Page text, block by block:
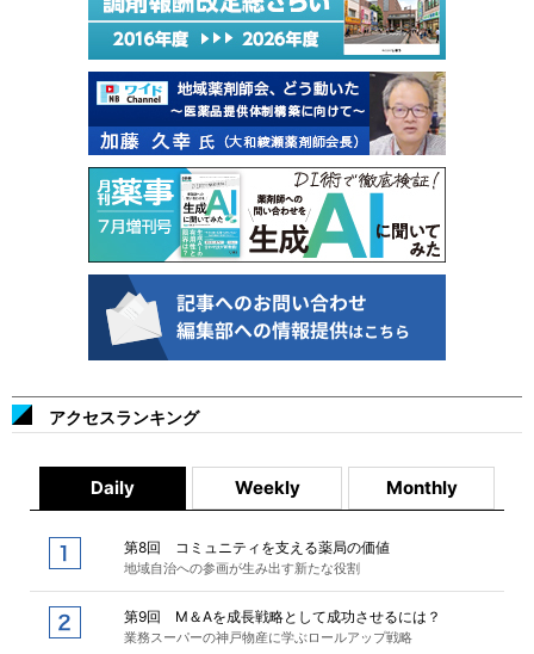
アクセスランキング
Daily Weekly Monthly
第8回 コミュニティを支える薬局の価値
地域自治への参画が生み出す新たな役割
第9回 M＆Aを成長戦略として成功させるには？
業務スーパーの神戸物産に学ぶロールアップ戦略